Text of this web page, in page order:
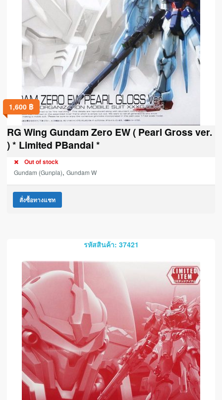
1,600 ฿
RG Wing Gundam Zero EW ( Pearl Gross ver.
) * Limited PBandai *
Out of stock
Gundam (Gunpla), Gundam W
สั่งซื้อทางแชท
รหัสสินค้า: 37421